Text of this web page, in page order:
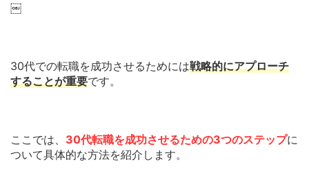
￼
30代での転職を成功させるためには戦略的にアプローチ
することが重要です。
ここでは、 30代転職を成功させるための3つのステップに
ついて具体的な方法を紹介します。